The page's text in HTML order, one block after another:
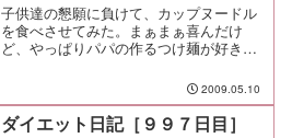
子供達の懇願に負けて、カップヌードル
を食べさせてみた。まぁまぁ喜んだけ
ど、やっぱりパパの作るつけ麺が好きら
2009.05.10
ダイエット日記［９９７日目］